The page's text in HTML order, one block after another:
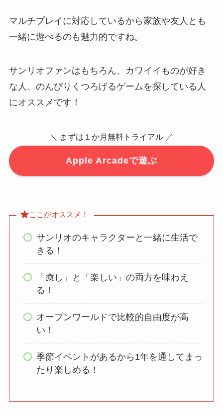
マルチプレイに対応しているから家族や友人とも
一緒に遊べるのも魅力的ですね。
サンリオファンはもちろん、カワイイものが好き
な人、のんびりくつろげるゲームを探している人
にオススメです！
＼ まずは１か月無料トライアル ／
Apple Arcadeで遊ぶ
ここがオススメ！
サンリオのキャラクターと一緒に生活で
きる！
「癒し」と「楽しい」の両方を味わえ
る！
オープンワールドで比較的自由度が高
い！
季節イベントがあるから1年を通してまっ
たり楽しめる！